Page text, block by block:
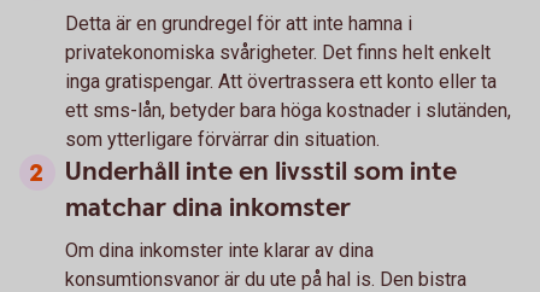
Detta är en grundregel för att inte hamna i
privatekonomiska svårigheter. Det finns helt enkelt
inga gratispengar. Att övertrassera ett konto eller ta
ett sms-lån, betyder bara höga kostnader i slutänden,
som ytterligare förvärrar din situation.
Underhåll inte en livsstil som inte
matchar dina inkomster
Om dina inkomster inte klarar av dina
konsumtionsvanor är du ute på hal is. Den bistra